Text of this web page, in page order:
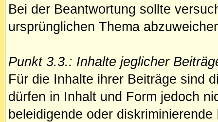
Bei der Beantwortung sollte
ursprünglichen Thema
Punkt 3.3.: Inhalte jeglicher
Für die Inhalte ihrer Beiträge sind
dürfen in Inhalt und Form jedoch
beleidigende oder